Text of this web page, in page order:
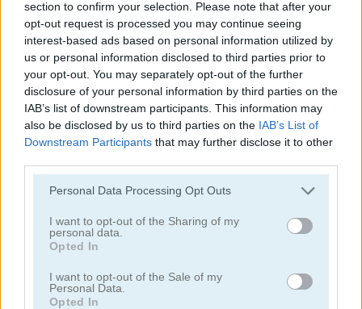
section to confirm your selection. Please note that after your
opt-out request is processed you may continue seeing
interest-based ads based on personal information utilized by
us or personal information disclosed to third parties prior to
your opt-out. You may separately opt-out of the further
disclosure of your personal information by third parties on the
IAB’s list of downstream participants. This information may
also be disclosed by us to third parties on the IAB’s List of
Downstream Participants that may further disclose it to other
Personal Data Processing Opt Outs
I want to opt-out of the Sharing of my
personal data.
Opted In
I want to opt-out of the Sale of my
Personal Data.
Opted In
juegos de conejitos
juegos de gatos
juegos de pollos
juegos de dinosaurios
juegos de delfines
juegos de patos